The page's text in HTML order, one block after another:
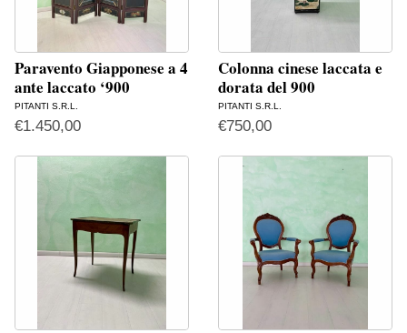
Paravento Giapponese a 4
ante laccato ‘900
PITANTI S.R.L.
€1.450,00
Colonna cinese laccata e
dorata del 900
PITANTI S.R.L.
€750,00